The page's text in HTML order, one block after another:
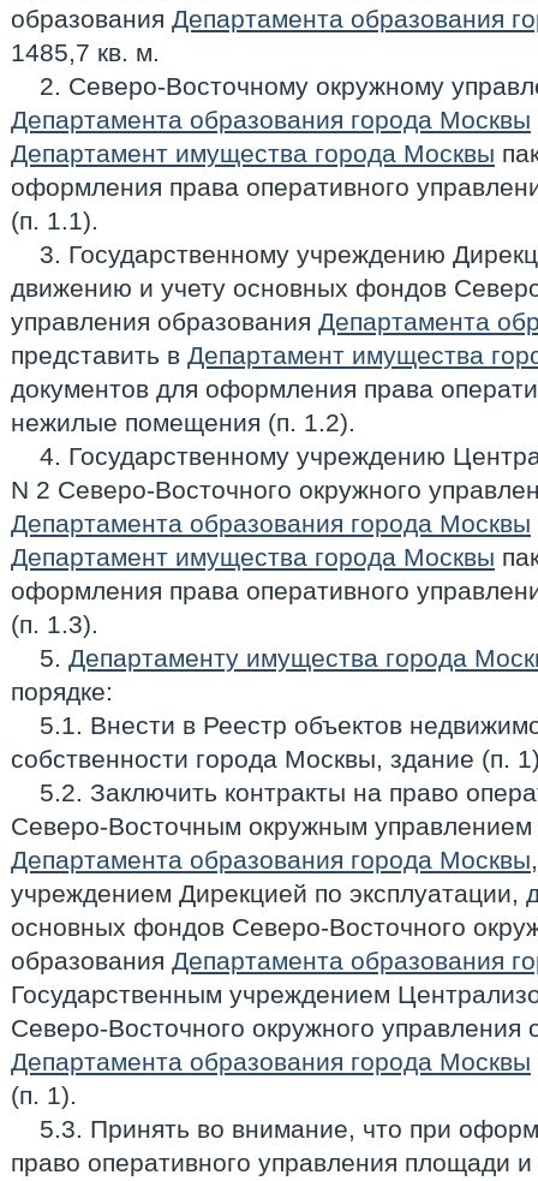
образования Департамента образования
1485,7 кв. м.
2. Северо-Восточному окружному
Департамента образования города Москвы
Департамент имущества города Москвы
оформления права оперативного
(п. 1.1).
3. Государственному учреждению
движению и учету основных фондов
управления образования Департамента
представить в Департамент имущества
документов для оформления права
нежилые помещения (п. 1.2).
4. Государственному учреждению
N 2 Северо-Восточного окружного
Департамента образования города Москвы
Департамент имущества города Москвы
оформления права оперативного
(п. 1.3).
5. Департаменту имущества города
порядке:
5.1. Внести в Реестр объектов
собственности города Москвы, здание (п.
5.2. Заключить контракты на право
Северо-Восточным окружным управлением
Департамента образования города Москвы
учреждением Дирекцией по эксплуатации,
основных фондов Северо-Восточного
образования Департамента образования
Государственным учреждением
Северо-Восточного окружного управления
Департамента образования города Москвы
(п. 1).
5.3. Принять во внимание, что при
право оперативного управления площади